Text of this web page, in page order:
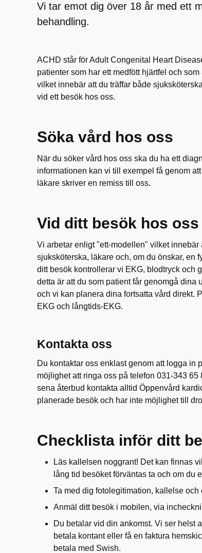
Vi tar emot dig över 18 år med ett
behandling.
ACHD står för Adult Congenital Heart
patienter som har ett medfött hjärtfel och
vilket innebär att du träffar både
vid ett besök hos oss.
Söka vård hos oss
När du söker vård hos oss ska du ha ett
informationen kan vi till exempel få genom
läkare skriver en remiss till oss.
Vid ditt besök hos oss
Vi arbetar enligt "ett-modellen" vilket innebär
sjuksköterska, läkare och, om du önskar, en
ditt besök kontrollerar vi EKG, blodtryck och
detta är att du som patient får genomgå
och vi kan planera dina fortsatta vård direkt.
EKG och långtids-EKG.
Kontakta oss
Du kontaktar oss enklast genom att logga in
möjlighet att ringa oss på telefon 031-343
sena återbud kontakta alltid Öppenvård
planerade besök och har inte möjlighet till
Checklista inför ditt
Läs kallelsen noggrant! Det kan finnas
lång tid besöket förväntas ta och om du
Ta med dig fotolegitimation, kallelse
Anmäl ditt besök i mobilen, via
Du betalar vid din ankomst. Vi ser helst
betala kontant eller få en faktura
betala med Swish.